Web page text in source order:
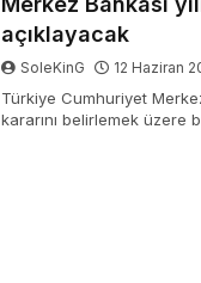
açıklayacak
SoleKinG 12 Haziran
Türkiye Cumhuriyet
kararını belirlemek üzere